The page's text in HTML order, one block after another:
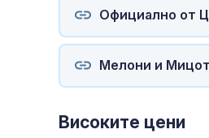
Официално от
Мелони и
Високите цени